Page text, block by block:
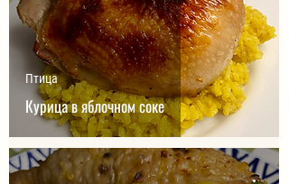
Курица в яблочном соке
Птица